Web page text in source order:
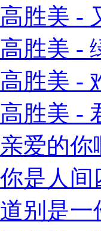
高胜美 -
高胜美 -
高胜美 -
高胜美 -
亲爱的你
你是人间
道别是一